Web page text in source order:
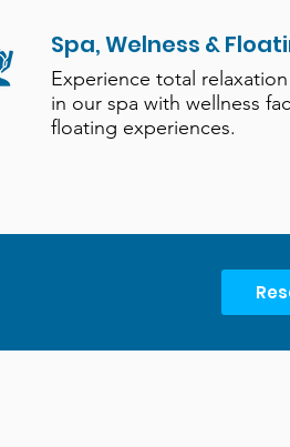
Spa, Welness &
Experience total
in our spa with wellness
floating experiences.